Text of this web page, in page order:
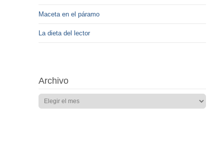
Maceta en el páramo
La dieta del lector
Archivo